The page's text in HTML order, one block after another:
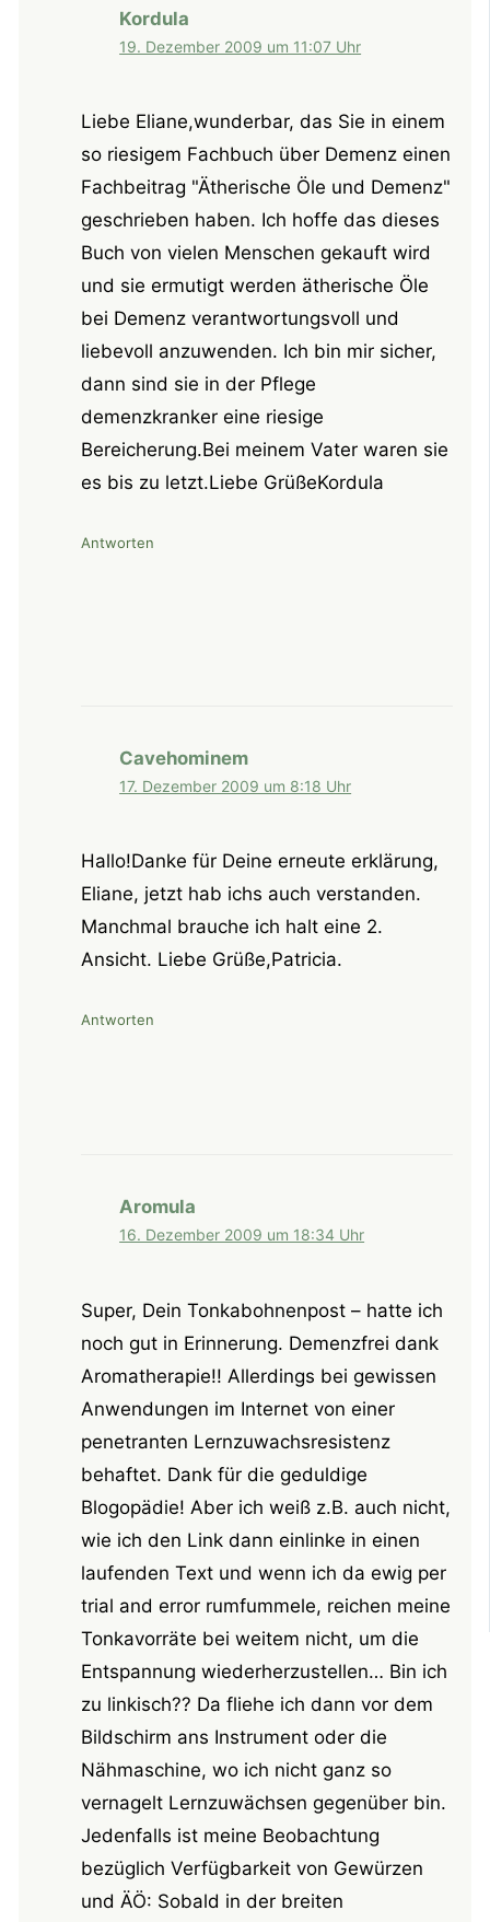
Kordula
19. Dezember 2009 um 11:07 Uhr
Liebe Eliane,wunderbar, das Sie in einem
so riesigem Fachbuch über Demenz einen
Fachbeitrag "Ätherische Öle und Demenz"
geschrieben haben. Ich hoffe das dieses
Buch von vielen Menschen gekauft wird
und sie ermutigt werden ätherische Öle
bei Demenz verantwortungsvoll und
liebevoll anzuwenden. Ich bin mir sicher,
dann sind sie in der Pflege
demenzkranker eine riesige
Bereicherung.Bei meinem Vater waren sie
es bis zu letzt.Liebe GrüßeKordula
Antworten
Cavehominem
17. Dezember 2009 um 8:18 Uhr
Hallo!Danke für Deine erneute erklärung,
Eliane, jetzt hab ichs auch verstanden.
Manchmal brauche ich halt eine 2.
Ansicht. Liebe Grüße,Patricia.
Antworten
Aromula
16. Dezember 2009 um 18:34 Uhr
Super, Dein Tonkabohnenpost – hatte ich
noch gut in Erinnerung. Demenzfrei dank
Aromatherapie!! Allerdings bei gewissen
Anwendungen im Internet von einer
penetranten Lernzuwachsresistenz
behaftet. Dank für die geduldige
Blogopädie! Aber ich weiß z.B. auch nicht,
wie ich den Link dann einlinke in einen
laufenden Text und wenn ich da ewig per
trial and error rumfummele, reichen meine
Tonkavorräte bei weitem nicht, um die
Entspannung wiederherzustellen… Bin ich
zu linkisch?? Da fliehe ich dann vor dem
Bildschirm ans Instrument oder die
Nähmaschine, wo ich nicht ganz so
vernagelt Lernzuwächsen gegenüber bin.
Jedenfalls ist meine Beobachtung
bezüglich Verfügbarkeit von Gewürzen
und ÄÖ: Sobald in der breiten